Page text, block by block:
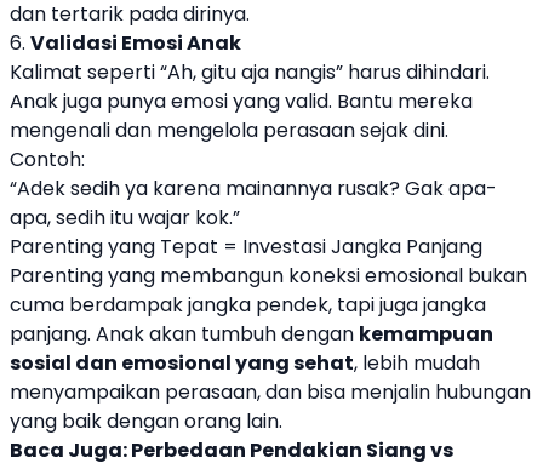
dan tertarik pada dirinya.
6. Validasi Emosi Anak
Kalimat seperti “Ah, gitu aja nangis” harus dihindari.
Anak juga punya emosi yang valid. Bantu mereka
mengenali dan mengelola perasaan sejak dini.
Contoh:
“Adek sedih ya karena mainannya rusak? Gak apa-
apa, sedih itu wajar kok.”
Parenting yang Tepat = Investasi Jangka Panjang
Parenting yang membangun koneksi emosional bukan
cuma berdampak jangka pendek, tapi juga jangka
panjang. Anak akan tumbuh dengan kemampuan
sosial dan emosional yang sehat, lebih mudah
menyampaikan perasaan, dan bisa menjalin hubungan
yang baik dengan orang lain.
Baca Juga:Perbedaan Pendakian Siang vs